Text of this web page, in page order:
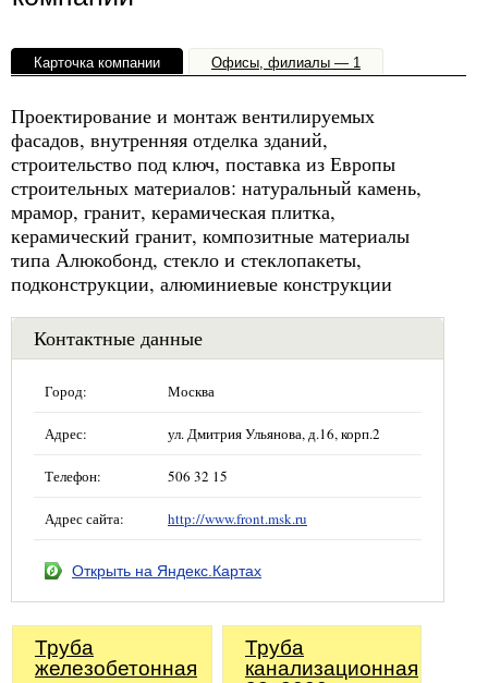
Карточка компании Офисы, филиалы — 1
Проектирование и монтаж вентилируемых
фасадов, внутренняя отделка зданий,
строительство под ключ, поставка из Европы
строительных материалов: натуральный камень,
мрамор, гранит, керамическая плитка,
керамический гранит, композитные материалы
типа Алюкобонд, стекло и стеклопакеты,
подконструкции, алюминиевые конструкции
Контактные данные
Город: Москва
Адрес: ул. Дмитрия Ульянова, д.16, корп.2
Телефон: 506 32 15
Адрес сайта: http://www.front.msk.ru
Открыть на Яндекс.Картах
Труба
железобетонная
Труба
канализационная